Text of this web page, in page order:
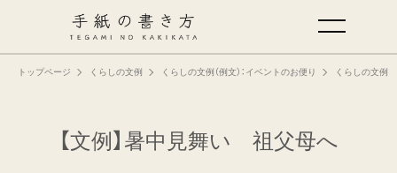
トップページ くらしの文例 くらしの文例（例文）：イベントのお便り くらしの文例（
【文例】暑中見舞い 祖父母へ
手紙の基本
仕事の手紙の書き方